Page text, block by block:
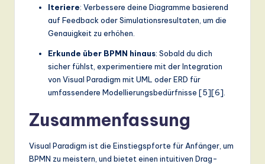
Iteriere: Verbessere deine Diagramme basierend
auf Feedback oder Simulationsresultaten, um die
Genauigkeit zu erhöhen.
Erkunde über BPMN hinaus: Sobald du dich
sicher fühlst, experimentiere mit der Integration
von Visual Paradigm mit UML oder ERD für
umfassendere Modellierungsbedürfnisse [5][6].
Zusammenfassung
Visual Paradigm ist die Einstiegspforte für Anfänger, um
BPMN zu meistern, und bietet einen intuitiven Drag-